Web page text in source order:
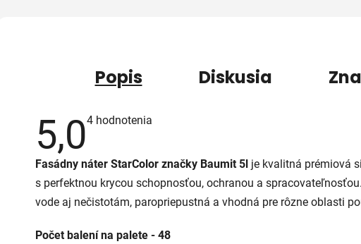
Popis Diskusia
5,0Priemerné
5,0
5
hviezdičiek.
4 hodnotenia
Fasádny náter StarColor značky Baumit 5l je kvalitná prémiová
s perfektnou krycou schopnosťou, ochranou a
vode aj nečistotám, paropriepustná a vhodná pre rôzne oblasti
Počet balení na palete - 48